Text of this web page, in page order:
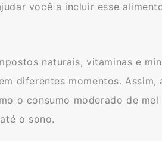
você a incluir esse
naturais, vitaminas e
diferentes momentos. Assim,
o consumo moderado de
o sono.